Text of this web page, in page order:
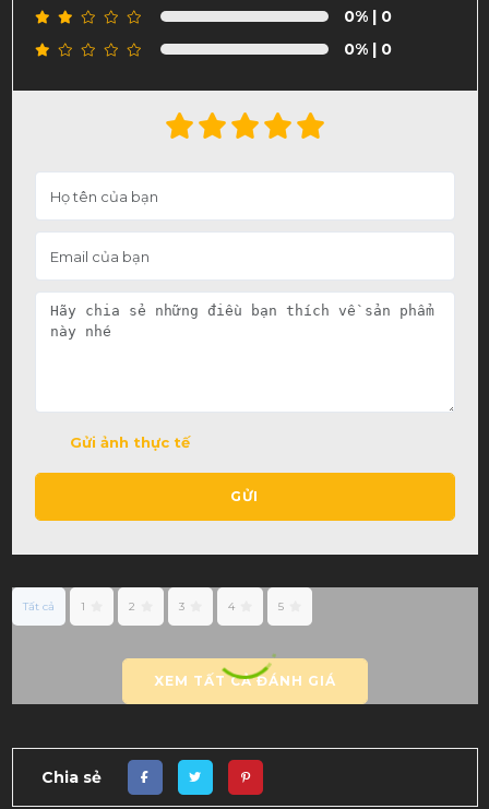
0%| 0
0%| 0
Gửi ảnh thực tế
GỬI
Tất cả 1 2 3 4 5
XEM TẤT CẢ ĐÁNH GIÁ
Chia sẻ